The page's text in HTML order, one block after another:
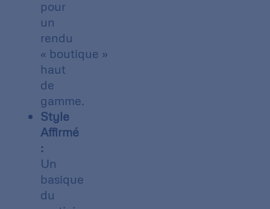
pour
un
rendu
« boutique »
haut
de
gamme.
Style
Affirmé
:
Un
basique
du